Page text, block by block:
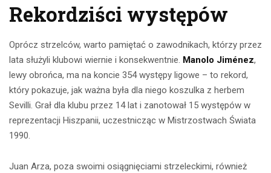
Rekordziści występów
Oprócz strzelców, warto pamiętać o zawodnikach, którzy przez
lata służyli klubowi wiernie i konsekwentnie. Manolo Jiménez,
lewy obrońca, ma na koncie 354 występy ligowe – to rekord,
który pokazuje, jak ważna była dla niego koszulka z herbem
Sevilli. Grał dla klubu przez 14 lat i zanotował 15 występów w
reprezentacji Hiszpanii, uczestnicząc w Mistrzostwach Świata
1990.
Juan Arza, poza swoimi osiągnięciami strzeleckimi, również